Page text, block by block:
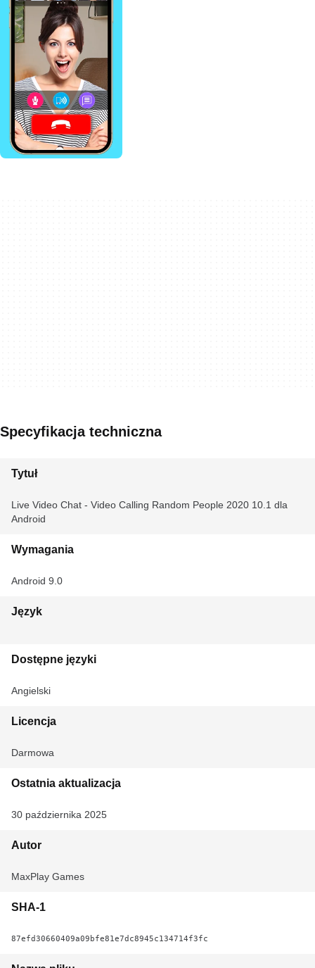
Specyfikacja techniczna
Tytuł
Live Video Chat - Video Calling Random People 2020 10.1 dla
Android
Wymagania
Android 9.0
Język
Dostępne języki
Angielski
Licencja
Darmowa
Ostatnia aktualizacja
30 października 2025
Autor
MaxPlay Games
SHA-1
87efd30660409a09bfe81e7dc8945c134714f3fc